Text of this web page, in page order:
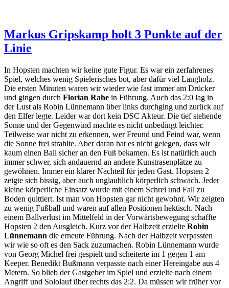
Markus Gripskamp holt 3 Punkte auf der
Linie
In Hopsten machten wir keine gute Figur. Es war ein zerfahrenes
Spiel, welches wenig Spielerisches bot, aber dafür viel Langholz.
Die ersten Minuten waren wir wieder wie fast immer am Drücker
und gingen durch Florian Rahe in Führung. Auch das 2:0 lag in
der Lust als Robin Lünnemann über links durchging und zurück auf
den Elfer legte. Leider war dort kein DSC Akteur. Die tief stehende
Sonne und der Gegenwind machte es nicht unbedingt leichter.
Teilweise war nicht zu erkennen, wer Freund und Feind war, wenn
die Sonne frei strahlte. Aber daran hat es nicht gelegen, dass wir
kaum einen Ball sicher an den Fuß bekamen. Es ist natürlich auch
immer schwer, sich andauernd an andere Kunstrasenplätze zu
gewöhnen. Immer ein klarer Nachteil für jeden Gast. Hopsten 2
zeigte sich bissig, aber auch unglaublich körperlich schwach. Jeder
kleine körperliche Einsatz wurde mit einem Schrei und Fall zu
Boden quittiert. Ist man von Hopsten gar nicht gewohnt. Wir zeigten
zu wenig Fußball und waren auf allen Positionen hektisch. Nach
einem Ballverlust im Mittelfeld in der Vorwärtsbewegung schaffte
Hopsten 2 den Ausgleich. Kurz vor der Halbzeit erzielte Robin
Lünnemann die erneute Führung. Nach der Halbzeit verpassten
wir wie so oft es den Sack zuzumachen. Robin Lünnemann wurde
von Georg Michel frei gespielt und scheiterte im 1 gegen 1 am
Keeper. Benedikt Bußmann verpasste nach einer Hereingabe aus 4
Metern. So blieb der Gastgeber im Spiel und erzielte nach einem
Angriff und Sololauf über rechts das 2:2. Da müssen wir früher vor